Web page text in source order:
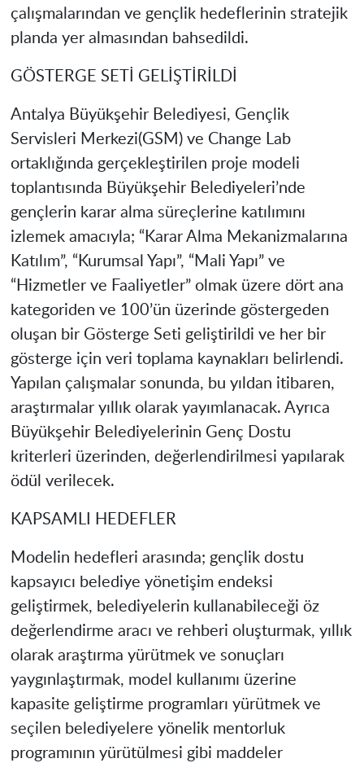
çalışmalarından ve gençlik hedeflerinin stratejik
planda yer almasından bahsedildi.
GÖSTERGE SETİ GELİŞTİRİLDİ
Antalya Büyükşehir Belediyesi, Gençlik
Servisleri Merkezi(GSM) ve Change Lab
ortaklığında gerçekleştirilen proje modeli
toplantısında Büyükşehir Belediyeleri’nde
gençlerin karar alma süreçlerine katılımını
izlemek amacıyla; “Karar Alma Mekanizmalarına
Katılım”, “Kurumsal Yapı”, “Mali Yapı” ve
“Hizmetler ve Faaliyetler” olmak üzere dört ana
kategoriden ve 100’ün üzerinde göstergeden
oluşan bir Gösterge Seti geliştirildi ve her bir
gösterge için veri toplama kaynakları belirlendi.
Yapılan çalışmalar sonunda, bu yıldan itibaren,
araştırmalar yıllık olarak yayımlanacak. Ayrıca
Büyükşehir Belediyelerinin Genç Dostu
kriterleri üzerinden, değerlendirilmesi yapılarak
ödül verilecek.
KAPSAMLI HEDEFLER
Modelin hedefleri arasında; gençlik dostu
kapsayıcı belediye yönetişim endeksi
geliştirmek, belediyelerin kullanabileceği öz
değerlendirme aracı ve rehberi oluşturmak, yıllık
olarak araştırma yürütmek ve sonuçları
yaygınlaştırmak, model kullanımı üzerine
kapasite geliştirme programları yürütmek ve
seçilen belediyelere yönelik mentorluk
programının yürütülmesi gibi maddeler